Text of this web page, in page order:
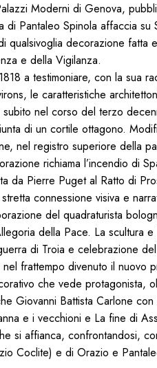
Moderni di Genova,
di Pantaleo Spinola affaccia
qualsivoglia decorazione fatta
e della Vigilanza.
a testimoniare, con la sua
le caratteristiche
subito nel corso del terzo
di un cortile ottagono.
nel registro superiore della
richiama l’incendio di
da Pierre Puget al Ratto di
connessione visiva e
del quadraturista
della Pace. La scultura
di Troia e celebrazione
frattempo divenuto il nuovo
che vede protagonista,
Giovanni Battista Carlone
e i vecchioni e La fine di
si affianca, confrontandosi,
Coclite) e di Orazio e